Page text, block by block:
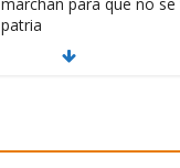
marchan para que no se
patria
06/08/2026
06/08/2026